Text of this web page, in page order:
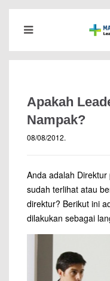
Apakah
Nampak?
08/08/2012.
Anda adalah
sudah terlihat atau
direktur? Berikut ini
dilakukan sebagai